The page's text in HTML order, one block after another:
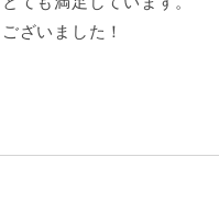
ざいました！